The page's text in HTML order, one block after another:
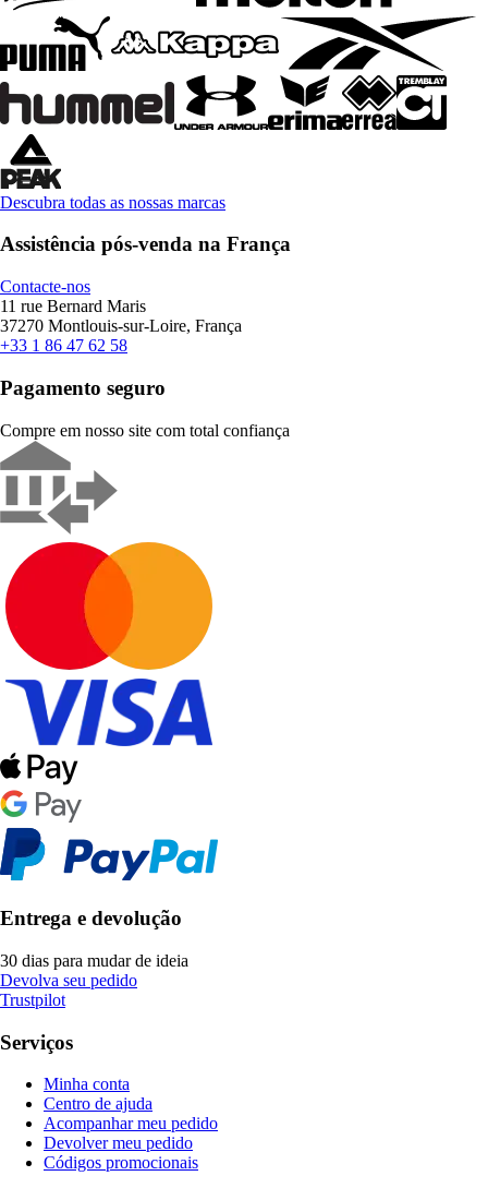
Descubra todas as nossas marcas
Assistência pós-venda na França
Contacte-nos
11 rue Bernard Maris
37270 Montlouis-sur-Loire, França
+33 1 86 47 62 58
Pagamento seguro
Compre em nosso site com total confiança
Entrega e devolução
30 dias para mudar de ideia
Devolva seu pedido
Trustpilot
Serviços
Minha conta
Centro de ajuda
Acompanhar meu pedido
Devolver meu pedido
Códigos promocionais